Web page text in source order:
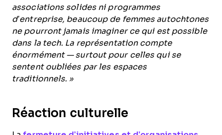
associations solides ni programmes
d’entreprise, beaucoup de femmes autochtones
ne pourront jamais imaginer ce qui est possible
dans la tech. La représentation compte
énormément — surtout pour celles qui se
sentent oubliées par les espaces
traditionnels. »
Réaction culturelle